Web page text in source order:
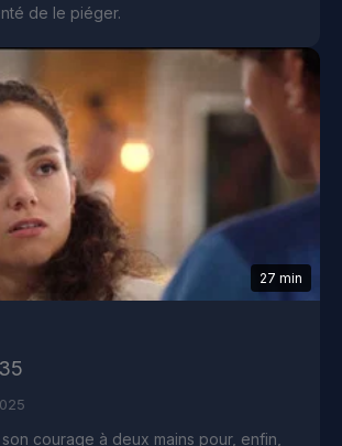
de le piéger.
27 min
courage à deux mains pour, enfin,